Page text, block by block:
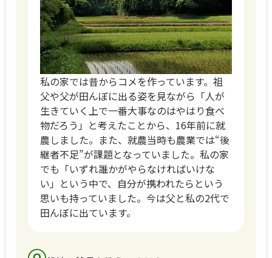
私の家では昔からコメを作っています。祖
父や父が田んぼに出る姿を見ながら「人が
生きていく上で一番大事なのはやはり食べ
物だろう」と考えたことから、16年前に就
農しました。また、就農当時も農業では“後
継者不足”が課題となっていました。私の家
でも「いずれ誰かがやらなければいけな
い」という中で、自分が携われたらという
思いも持っていました。今は父と私の2代で
田んぼに出ています。